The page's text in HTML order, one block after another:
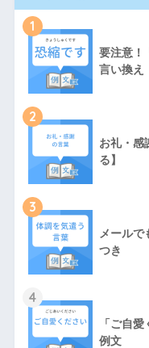
1
要注意！
言い換え
2
お礼・感
る】
3
メールで
つき
4
「ご自
例文